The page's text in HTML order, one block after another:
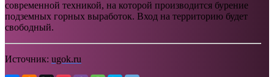
современной техникой, на которой производится бурение
подземных горных выработок. Вход на территорию будет
свободный.
Источник: ugok.ru